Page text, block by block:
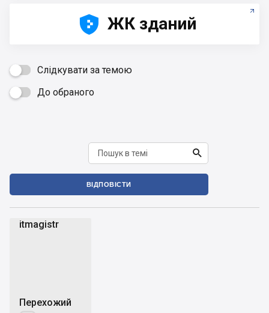




 ЖК зданий
Слідкувати за темою
 До обраного

ВІДПОВІСТИ
itmagistr
Перехожий